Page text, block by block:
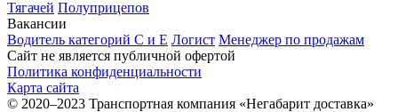
Тягачей Полуприцепов
Вакансии
Водитель категорий С и Е Логист Менеджер по продажам
Сайт не является публичной офертой
Политика конфиденциальности
Карта сайта
© 2020–2023 Транспортная компания «Негабарит доставка»